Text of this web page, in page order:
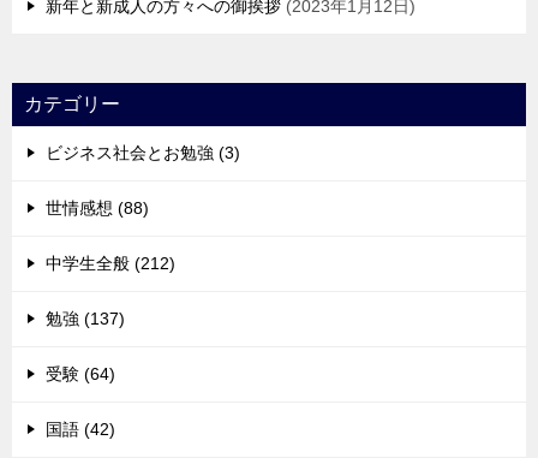
新年と新成人の方々への御挨拶 2023年1月12日
カテゴリー
ビジネス社会とお勉強 (3)
世情感想 (88)
中学生全般 (212)
勉強 (137)
受験 (64)
国語 (42)